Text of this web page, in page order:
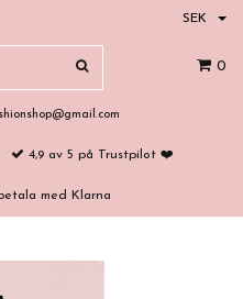
SEK
0
4,9 av 5 på Trustpilot ❤️
med Klarna